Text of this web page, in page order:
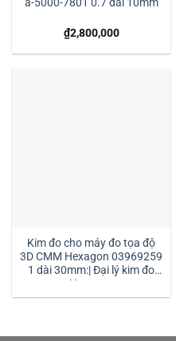
₫2,800,000
Kim đo cho máy đo tọa độ
3D CMM Hexagon 03969259
1 dài 30mm:| Đại lý kim đo
Hexagon